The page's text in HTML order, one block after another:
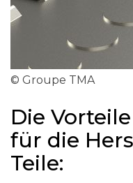
© Groupe TMA
Die
für die
Teile: